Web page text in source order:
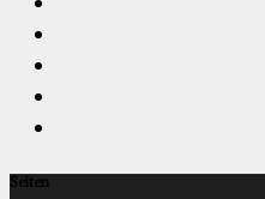
Seiten